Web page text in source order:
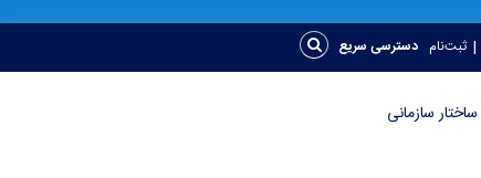
| ثبت‌نام دسترسی سریع
ساختار سازمانی